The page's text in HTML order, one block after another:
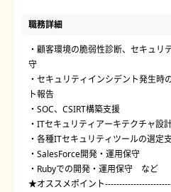
職務詳細
・顧客環境の脆弱性診断、セキュリ
守
・セキュリティインシデント発生時
ト報告
・SOC、CSIRT構築支援
・ITセキュリティアーキテクチャ設
・各種ITセキュリティツールの選定
・SalesForce開発・運用保守
・Rubyでの開発・運用保守 など
★オススメポイント